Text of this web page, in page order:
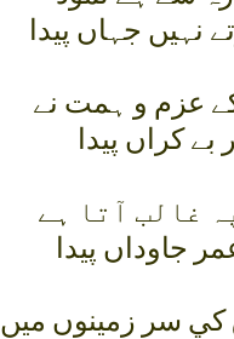
جہاں پيدا
عزم و ہمت نے
کراں پيدا
غالب آتا ہے
جاوداں پيدا
سر زمينوں ميں